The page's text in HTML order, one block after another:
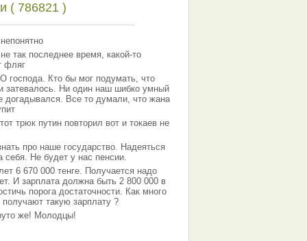
( 786821 )
так последнее время, какой-то
фляг
Кто бы мог подумать, что
затевалось. Ни один наш шибко умный
догадывался. Все то думали, что жана
трюк путин повторил вот и токаев не
про наше государство. Надеяться
себя. Не будет у нас пенсии.
6 670 000 тенге. Получается надо
И зарплата должна быть 2 800 000 в
порога достаточности. Как много
такую зарплату ?
же! Молодцы!